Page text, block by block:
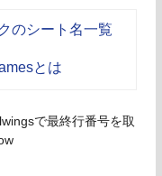
のシート名一覧
とは
で最終行番号を取